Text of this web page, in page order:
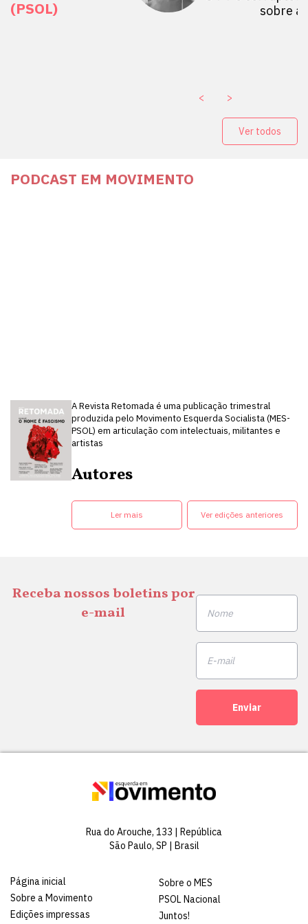
(PSOL)
Público abre
sobre a
< >
Ver todos
PODCAST EM MOVIMENTO
A Revista Retomada é uma publicação trimestral
produzida pelo Movimento Esquerda Socialista (MES-
PSOL) em articulação com intelectuais, militantes e
artistas
Autores
Ler mais Ver edições anteriores
Receba nossos boletins por
e-mail
Enviar
Rua do Arouche, 133 | República
São Paulo, SP | Brasil
Página inicial
Sobre a Movimento
Edições impressas
Sobre o MES
PSOL Nacional
Juntos!